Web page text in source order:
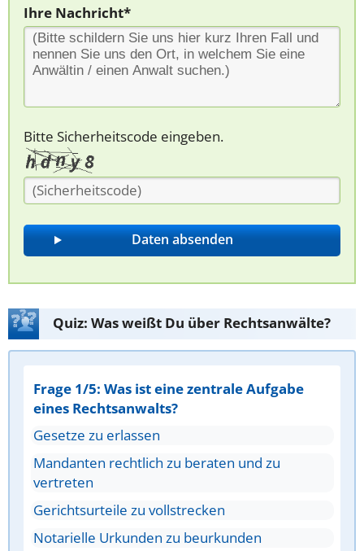
Ihre Nachricht*
Bitte Sicherheitscode eingeben.
Quiz: Was weißt Du über Rechtsanwälte?
Frage 1/5: Was ist eine zentrale Aufgabe
eines Rechtsanwalts?
Gesetze zu erlassen
Mandanten rechtlich zu beraten und zu
vertreten
Gerichtsurteile zu vollstrecken
Notarielle Urkunden zu beurkunden